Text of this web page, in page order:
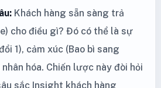
Khách hàng sẵn sàng trả
cho điều gì? Đó có thể là sự
1), cảm xúc (Bao bì sang
hóa. Chiến lược này đòi hỏi
sắc Insight khách hàng